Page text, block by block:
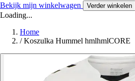
Bekijk mijn winkelwagen Verder winkelen
Loading...
Home
/ Koszulka Hummel hmlhmlCORE